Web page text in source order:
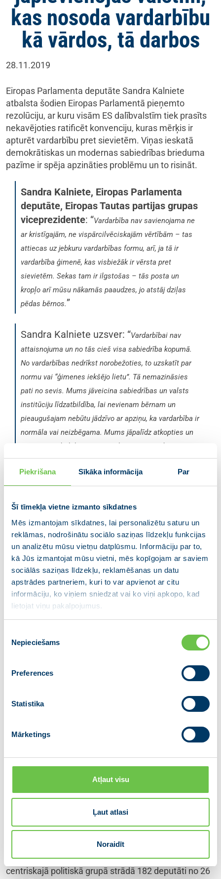
Piekrišana Sīkāka informācija Par
Šī tīmekļa vietne izmanto sīkdatnes
Mēs izmantojam sīkdatnes, lai personalizētu saturu un
reklāmas, nodrošinātu sociālo saziņas līdzekļu funkcijas
un analizētu mūsu vietņu datplūsmu. Informāciju par to,
kā Jūs izmantojat mūsu vietni, mēs kopīgojam ar saviem
sociālās saziņas līdzekļu, reklamēšanas un datu
apstrādes partneriem, kuri to var apvienot ar citu
informāciju, ko viņiem sniedzat vai ko viņi apkopo, kad
lietojat viņu pakalpojumus.
izvēle
Nepieciešams
Preferences
Statistika
Mārketings
Atļaut visu
Ļaut atlasi
Noraidīt
kas nosoda vardarbību
kā vārdos, tā darbos
28.11.2019
Eiropas Parlamenta deputāte Sandra Kalniete
atbalsta šodien Eiropas Parlamentā pieņemto
rezolūciju, ar kuru visām ES dalībvalstīm tiek prasīts
nekavējoties ratificēt konvenciju, kuras mērķis ir
apturēt vardarbību pret sievietēm. Viņas ieskatā
demokrātiskas un modernas sabiedrības brieduma
pazīme ir spēja apzināties problēmu un to risināt.
Sandra Kalniete, Eiropas Parlamenta
deputāte, Eiropas Tautas partijas grupas
viceprezidente: “Vardarbība nav savienojama ne
ar kristīgajām, ne vispārcilvēciskajām vērtībām – tas
attiecas uz jebkuru vardarbības formu, arī, ja tā ir
vardarbība ģimenē, kas visbiežāk ir vērsta pret
sievietēm. Sekas tam ir ilgstošas – tās posta un
kropļo arī mūsu nākamās paaudzes, jo atstāj dziļas
pēdas bērnos.”
Sandra Kalniete uzsver: “Vardarbībai nav
attaisnojuma un no tās cieš visa sabiedrība kopumā.
No vardarbības nedrīkst norobežoties, to uzskatīt par
normu vai “ģimenes iekšējo lietu”. Tā nemazināsies
pati no sevis. Mums jāveicina sabiedrības un valsts
institūciju līdzatbildība, lai nevienam bērnam un
pieaugušajam nebūtu jādzīvo ar apziņu, ka vardarbība ir
normāla vai neizbēgama. Mums jāpalīdz atkopties un
atspirgt vardarbības upuriem, lai tie varētu dzīvot
normālu dzīvi.”
Eiropas Parlamenta deputāte ir pārliecināta, ka
nosoda ne tikai vārdos, bet arī darbos. Jau 2016.
gadā Latvija parakstīja Eiropas Padomes konvenciju
par vardarbības pret sievietēm un vardarbības
ģimenē novēršanu un apkarošanu, un Latvijas
Saeimas uzdevums ir šo dokumentu ratificēt un
turpināt pilnveidot likumdošanu, lai ikdienā cīnītos
pret vardarbību kā ļaunumu.
“Vai tiešām mēs gribam līdzināties Krievijas Domes
“tradicionālo vērtību” sargāšanu, daudzkārt ir noraidījis
kā kriminālu nodarījumu? Saeimas kavēšanās ar
bezizejā, liekot paciest vardarbību klusējot. Klusēšana
,” norāda Sandra
tirdzniecības komitejās, kā arī Drošības un
aizsardzības apakškomitejā. Deputāte aktīvi darbojas
Austrumu partnerības ietvaros, lai sekmētu
demokrātiskos procesus tādās valstīs kā Ukraina,
Moldova, Gruzija un citas.
Eiropas Tautas partijas (ETP) grupa ir lielākā Eiropas
Parlamentā kopš 1999.gada. Pašlaik labēji
centriskajā politiskā grupā strādā 182 deputāti no 26